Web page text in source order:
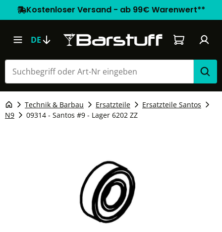
Kostenloser Versand - ab 99€ Warenwert**
DE Warenkorb
Technik & Barbau Ersatzteile
Ersatzteile Santos
N9
09314 - Santos #9 - Lager 6202 ZZ